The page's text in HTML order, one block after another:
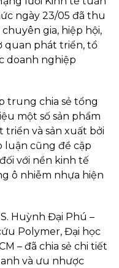
ngày 23/05 đã thu
gia, hiệp hội,
quan phát triển, tổ
doanh nghiệp
trung chia sẻ tổng
một số sản phẩm
triển và sản xuất bởi
luận cũng đề cập
với nền kinh tế
ô nhiễm nhựa hiện
Huỳnh Đại Phú –
Polymer, Đại học
– đã chia sẻ chi tiết
và ưu nhược